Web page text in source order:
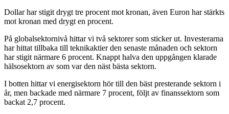
Dollar har stigit drygt tre procent mot kronan, även Euron har stärkts
mot kronan med drygt en procent.
På globalsektornivå hittar vi två sektorer som sticker ut. Investerarna
har hittat tillbaka till teknikaktier den senaste månaden och sektorn
har stigit närmare 6 procent. Knappt halva den uppgången klarade
hälsosektorn av som var den näst bästa sektorn.
I botten hittar vi energisektorn hör till den bäst presterande sektorn i
år, men backade med närmare 7 procent, följt av finanssektorn som
backat 2,7 procent.